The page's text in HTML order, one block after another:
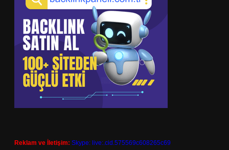
Reklam ve İletişim: Skype: live:.cid.575569c608265c69